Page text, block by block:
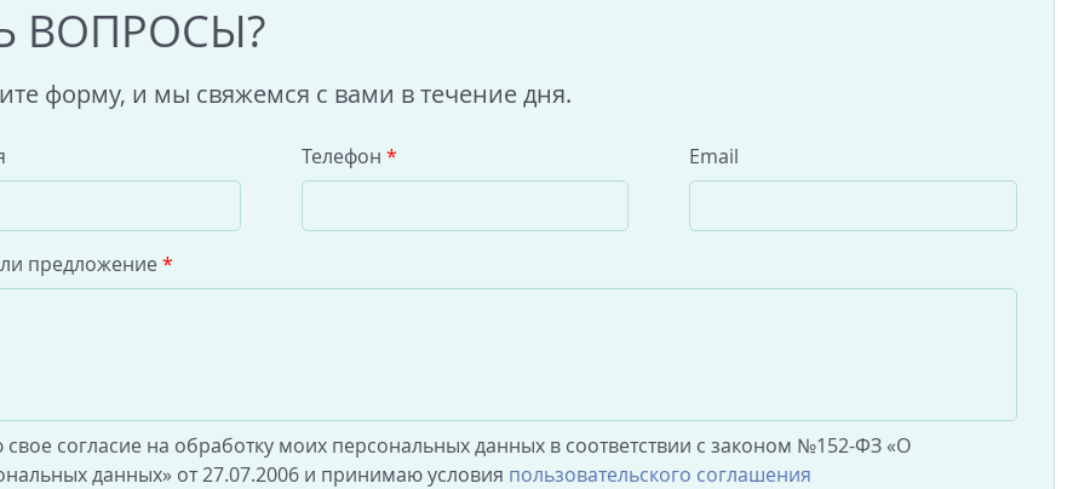
ВОПРОСЫ?
форму, и мы свяжемся с вами в течение дня.
Телефон * Email
предложение *
согласие на обработку моих персональных данных в соответствии с законом №152-ФЗ «О
данных» от 27.07.2006 и принимаю условия пользовательского соглашения